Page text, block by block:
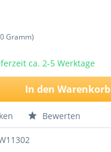
Gramm)
ca. 2-5 Werktage
In den Warenkorb
Bewerten